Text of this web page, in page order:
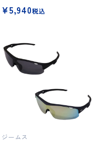
¥5,940税込
ジームス